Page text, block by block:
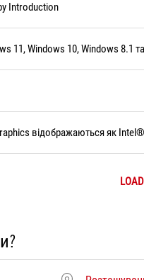
Introduction
11, Windows 10, Windows 8.1
відображаються як